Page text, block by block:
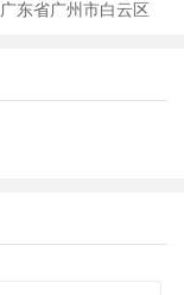
广东省广州市白云区